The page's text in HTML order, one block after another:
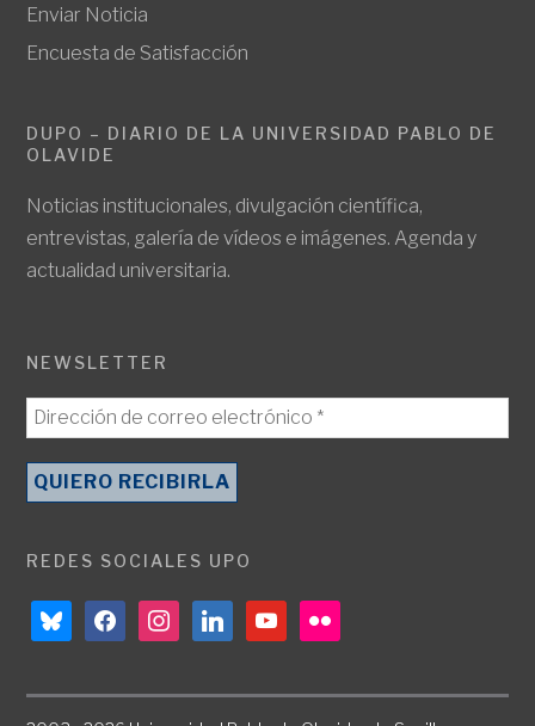
Enviar Noticia
Encuesta de Satisfacción
DUPO – DIARIO DE LA UNIVERSIDAD PABLO DE
OLAVIDE
Noticias institucionales, divulgación científica,
entrevistas, galería de vídeos e imágenes. Agenda y
actualidad universitaria.
NEWSLETTER
REDES SOCIALES UPO
blueskyfacebookinstagramlinkedinyoutubeflickr